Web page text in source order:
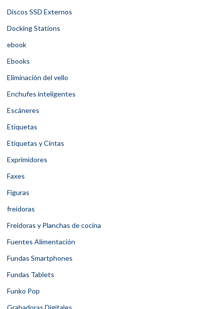
Discos SSD Externos
Docking Stations
ebook
Ebooks
Eliminación del vello
Enchufes inteligentes
Escáneres
Etiquetas
Etiquetas y Cintas
Exprimidores
Faxes
Figuras
freidoras
Freidoras y Planchas de cocina
Fuentes Alimentación
Fundas Smartphones
Fundas Tablets
Funko Pop
Grabadoras Digitales